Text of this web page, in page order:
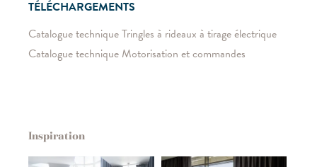
TÉLÉCHARGEMENTS
Catalogue technique Tringles à rideaux à tirage électrique
Catalogue technique Motorisation et commandes
Inspiration